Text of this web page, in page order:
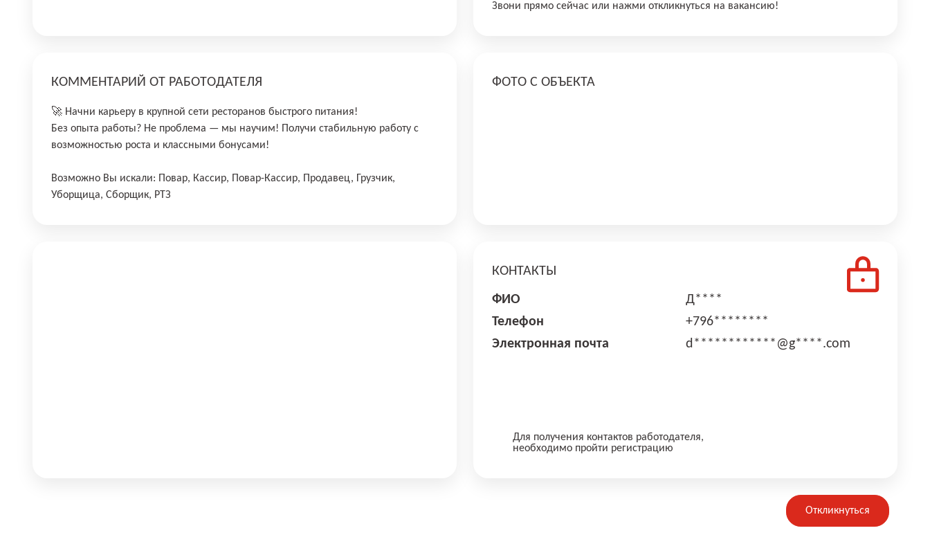
Звони прямо сейчас или нажми откликнуться на вакансию!
КОММЕНТАРИЙ ОТ РАБОТОДАТЕЛЯ
🚀 Начни карьеру в крупной сети ресторанов быстрого питания!
Без опыта работы? Не проблема — мы научим! Получи стабильную работу с
возможностью роста и классными бонусами!
Возможно Вы искали: Повар, Кассир, Повар-Кассир, Продавец, Грузчик,
Уборщица, Сборщик, РТЗ
ФОТО С ОБЪЕКТА
КОНТАКТЫ
ФИО
Д****
Телефон
+796********
Электронная почта
d************@g****.com
Для получения контактов работодателя,
необходимо пройти регистрацию
Откликнуться